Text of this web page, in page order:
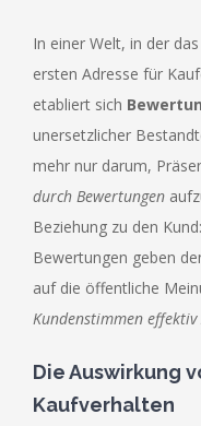
In einer Welt, in der
ersten Adresse für
etabliert sich
unersetzlicher
mehr nur darum,
durch Bewertungen
Beziehung zu den
Bewertungen geben
auf die öffentliche
Kundenstimmen effektiv
Die Auswirkung
Kaufverhalten